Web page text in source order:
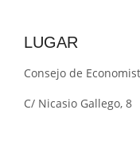
LUGAR
Consejo de
C/ Nicasio Gallego, 8